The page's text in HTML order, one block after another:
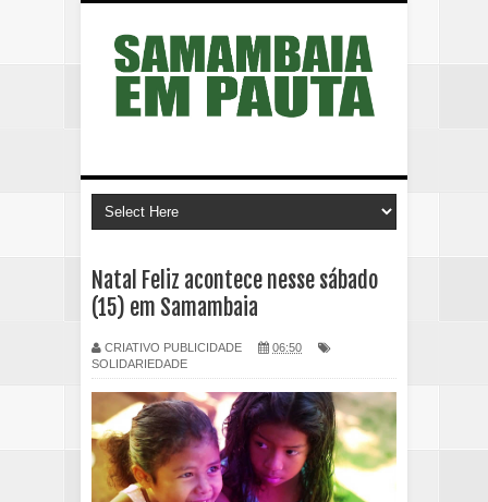
Natal Feliz acontece nesse sábado
(15) em Samambaia
CRIATIVO PUBLICIDADE
06:50
SOLIDARIEDADE